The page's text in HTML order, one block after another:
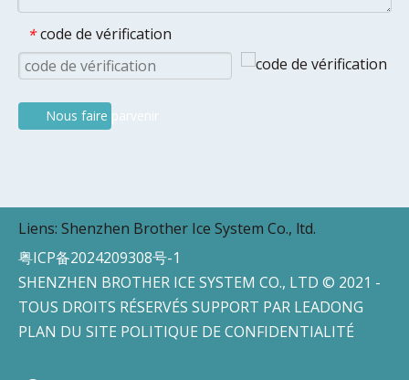
* code de vérification
Nous faire parvenir
Liens: Shenzhen Brother Ice System Co., ltd.
粤ICP备2024209308号-1
SHENZHEN BROTHER ICE SYSTEM CO., LTD © 2021 -
TOUS DROITS RÉSERVÉS SUPPORT PAR LEADONG
PLAN DU SITE POLITIQUE DE CONFIDENTIALITÉ